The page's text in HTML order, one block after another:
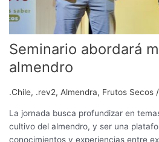
Seminario abordará
almendro
.Chile, .rev2, Almendra, Frutos Secos /
La jornada busca profundizar en
cultivo del almendro, y ser una
conocimientos y experiencias entre